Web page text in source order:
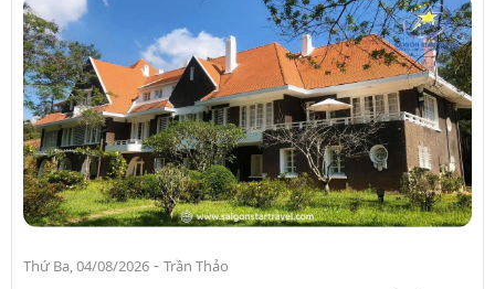
Thứ Ba, 04/08/2026 - Trần Thảo